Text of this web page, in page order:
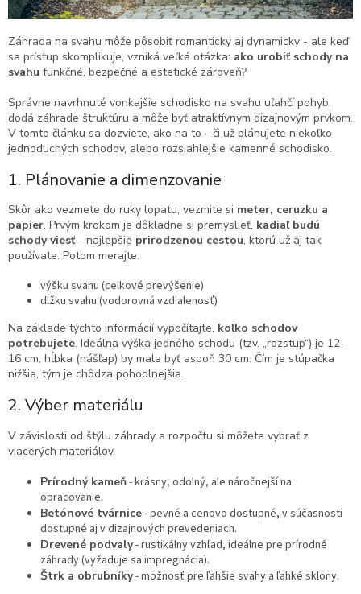
Záhrada na svahu môže pôsobiť romanticky aj dynamicky - ale keď
sa prístup skomplikuje, vzniká veľká otázka: ako urobiť schody na
svahu funkčné, bezpečné a estetické zároveň?
Správne navrhnuté vonkajšie schodisko na svahu uľahčí pohyb,
dodá záhrade štruktúru a môže byť atraktívnym dizajnovým prvkom.
V tomto článku sa dozviete, ako na to - či už plánujete niekoľko
jednoduchých schodov, alebo rozsiahlejšie kamenné schodisko.
1. Plánovanie a dimenzovanie
Skôr ako vezmete do ruky lopatu, vezmite si meter, ceruzku a
papier. Prvým krokom je dôkladne si premyslieť, kadiaľ budú
schody viesť- najlepšie prirodzenou cestou, ktorú už aj tak
používate. Potom merajte:
výšku svahu (celkové prevýšenie)
dĺžku svahu (vodorovná vzdialenosť)
Na základe týchto informácií vypočítajte, koľko schodov
potrebujete. Ideálna výška jedného schodu (tzv. „rozstup“) je 12-
16 cm, hĺbka (nášľap) by mala byť aspoň 30 cm. Čím je stúpačka
nižšia, tým je chôdza pohodlnejšia.
2. Výber materiálu
V závislosti od štýlu záhrady a rozpočtu si môžete vybrať z
viacerých materiálov.
Prírodný kameň- krásny, odolný, ale náročnejší na
opracovanie.
Betónové tvárnice- pevné a cenovo dostupné, v súčasnosti
dostupné aj v dizajnových prevedeniach.
Drevené podvaly- rustikálny vzhľad, ideálne pre prírodné
záhrady (vyžaduje sa impregnácia).
Štrk a obrubníky- možnosť pre ľahšie svahy a ľahké sklony.